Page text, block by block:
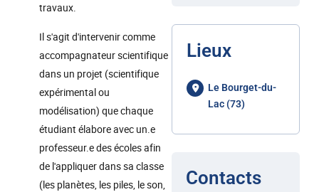
travaux.
Il s'agit d'intervenir comme
accompagnateur scientifique
dans un projet (scientifique
expérimental ou
modélisation) que chaque
étudiant élabore avec un.e
professeur.e des écoles afin
de l'appliquer dans sa classe
(les planètes, les piles, le son,
Lieux
Le Bourget-du-
Lac (73)
Contacts